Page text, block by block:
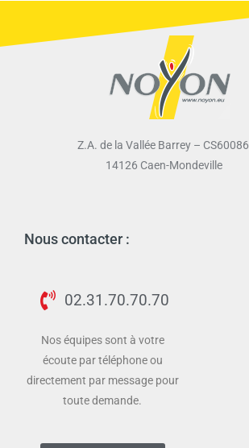
Z.A. de la Vallée Barrey – CS60086
14126 Caen-Mondeville
Nous contacter :
02.31.70.70.70
Nos équipes sont à votre
écoute par téléphone ou
directement par message pour
toute demande.